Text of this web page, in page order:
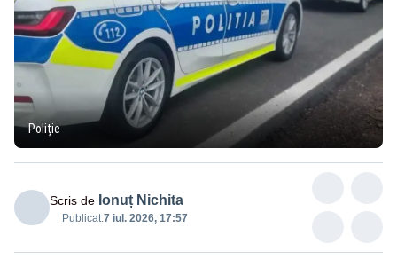
Poliție
Scris de Ionuț Nichita
Publicat:7 iul. 2026, 17:57